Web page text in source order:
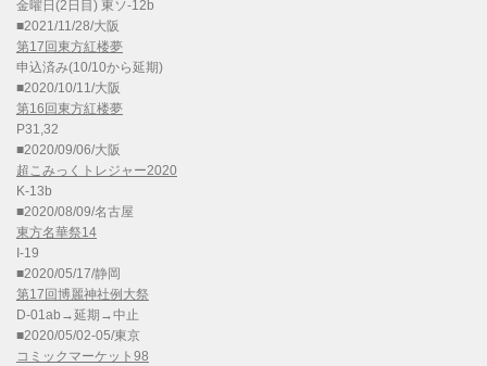
金曜日(2日目) 東ソ-12b
■2021/11/28/大阪
第17回東方紅楼夢
申込済み(10/10から延期)
■2020/10/11/大阪
第16回東方紅楼夢
P31,32
■2020/09/06/大阪
超こみっくトレジャー2020
K-13b
■2020/08/09/名古屋
東方名華祭14
I-19
■2020/05/17/静岡
第17回博麗神社例大祭
D-01ab→延期→中止
■2020/05/02-05/東京
コミックマーケット98